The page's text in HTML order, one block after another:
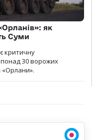
як
Суми
критичну
30 ворожих
«Орлани».